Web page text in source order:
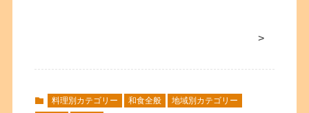
>
料理別カテゴリー 和食全般
地域別カテゴリー